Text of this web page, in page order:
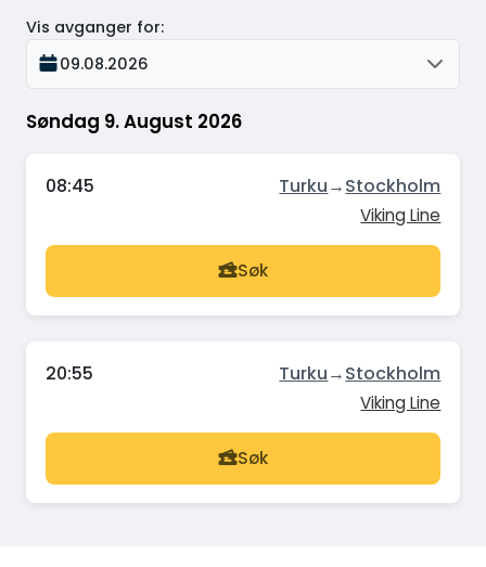
Søndag 9. August 2026
Vis avganger for:
09.08.2026
08:45 Turku→Stockholm
Viking Line
Søk
20:55 Turku→Stockholm
Viking Line
Søk